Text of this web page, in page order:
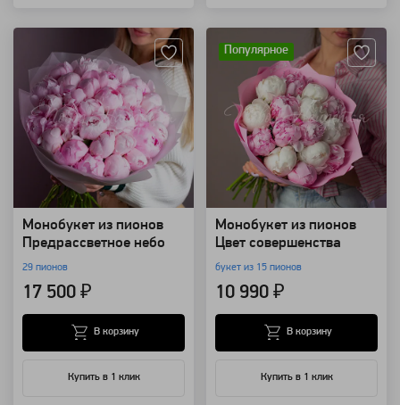
Монобукет из пионов
Предрассветное небо
29 пионов
17 500 ₽
Купить в 1 клик
В корзину
Популярное
Монобукет из пионов
Цвет совершенства
букет из 15 пионов
10 990 ₽
Купить в 1 клик
В корзину